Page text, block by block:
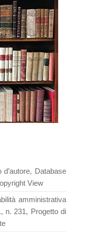
Database
View
amministrativa
n. 231, Progetto di